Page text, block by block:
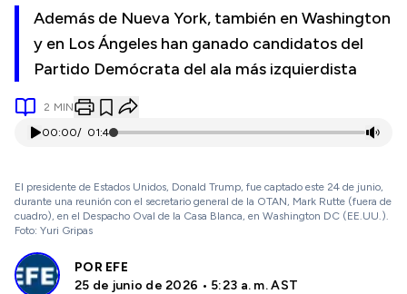
Además de Nueva York, también en Washington
y en Los Ángeles han ganado candidatos del
Partido Demócrata del ala más izquierdista
2 MIN
00:00/ 01:41
El presidente de Estados Unidos, Donald Trump, fue captado este 24 de junio,
durante una reunión con el secretario general de la OTAN, Mark Rutte (fuera de
cuadro), en el Despacho Oval de la Casa Blanca, en Washington DC (EE.UU.).
Foto: Yuri Gripas
POR EFE
25 de junio de 2026 • 5:23 a. m. AST